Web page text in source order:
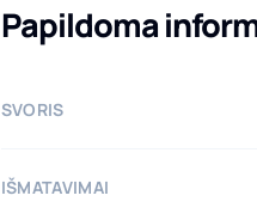
Papildoma
SVORIS
IŠMATAVIMAI